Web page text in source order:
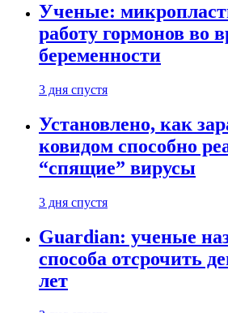
Ученые:
работу гормонов во
беременности
3 дня спустя
Установлено, как
ковидом способно
“спящие” вирусы
3 дня спустя
Guardian: ученые
способа отсрочить
лет